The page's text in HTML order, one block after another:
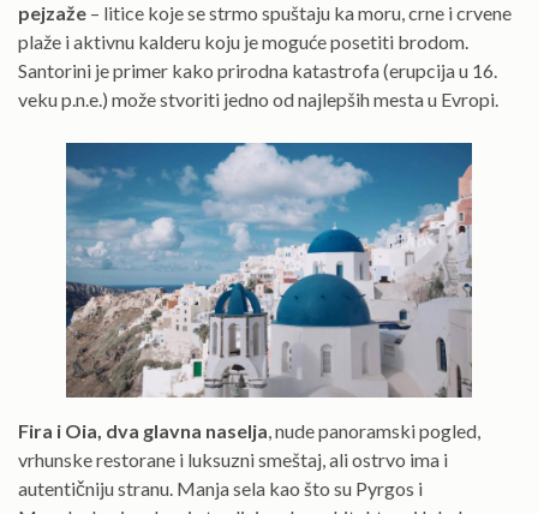
pejzaže – litice koje se strmo spuštaju ka moru, crne i crvene
plaže i aktivnu kalderu koju je moguće posetiti brodom.
Santorini je primer kako prirodna katastrofa (erupcija u 16.
veku p.n.e.) može stvoriti jedno od najlepših mesta u Evropi.
Fira i Oia, dva glavna naselja , nude panoramski pogled,
vrhunske restorane i luksuzni smeštaj, ali ostrvo ima i
autentičniju stranu. Manja sela kao što su Pyrgos i